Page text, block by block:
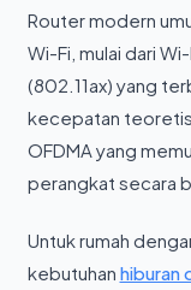
Router modern
Wi-Fi, mulai dari
(802.11ax) yang
kecepatan
OFDMA yang
perangkat secara
Untuk rumah
kebutuhan hiburan